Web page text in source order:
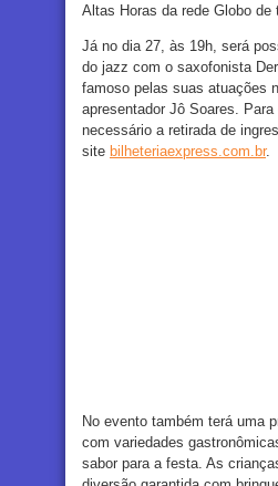
Altas Horas da rede Globo de
Já no dia 27, às 19h, será
do jazz com o saxofonista
famoso pelas suas atuações
apresentador Jô Soares.
necessário a retirada de
site bilheteriaexpress.com.br.
No evento também terá uma
com variedades
sabor para a festa. As